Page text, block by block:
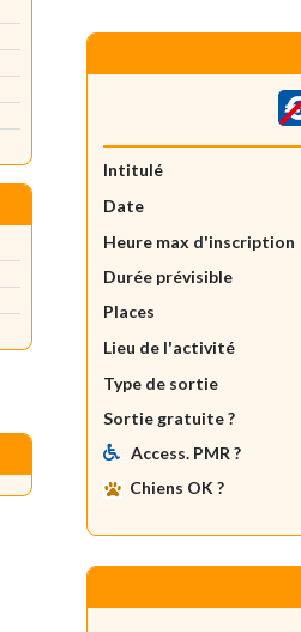
Intitulé
Date
Heure max d'inscription
Durée prévisible
Places
Lieu de l'activité
Type de sortie
Sortie gratuite ?
Access. PMR ?
Chiens OK ?